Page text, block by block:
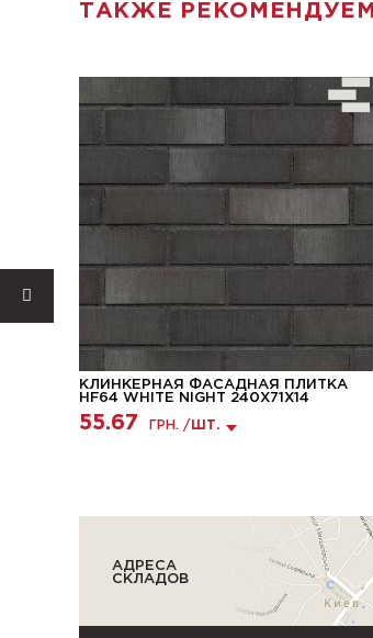
ТАКЖЕ РЕКОМЕНДУЕМ
КЛИНКЕРНАЯ ФАСАДНАЯ ПЛИТКА
HF64 WHITE NIGHT 240X71X14
55.67 ГРН. / ШТ.
АДРЕСА
СКЛАДОВ